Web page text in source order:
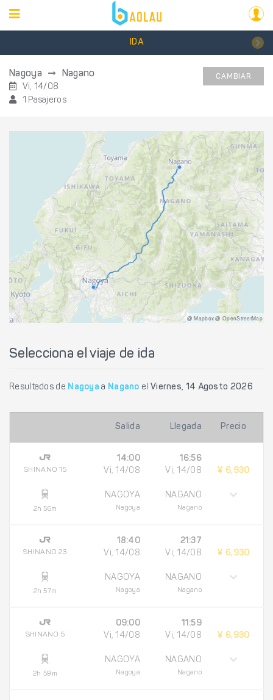
IDA
Nagoya Nagano
Vi, 14/08
1 Pasajeros
CAMBIAR
@ Mapbox @ OpenStreetMap
Selecciona el viaje de ida
Resultados de Nagoya a Nagano el Viernes, 14 Agosto 2026
Salida Llegada Precio
SHINANO 15
2h 56m
14:00
Vi, 14/08
NAGOYA
Nagoya
16:56
Vi, 14/08
NAGANO
Nagano
¥ 6,930
SHINANO 23
2h 57m
18:40
Vi, 14/08
NAGOYA
Nagoya
21:37
Vi, 14/08
NAGANO
Nagano
¥ 6,930
SHINANO 5
2h 59m
09:00
Vi, 14/08
NAGOYA
Nagoya
11:59
Vi, 14/08
NAGANO
Nagano
¥ 6,930